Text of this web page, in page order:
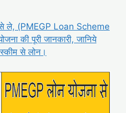
ले, (PMEGP Loan Scheme
की पूरी जानकारी, जानिये
से लोन ।